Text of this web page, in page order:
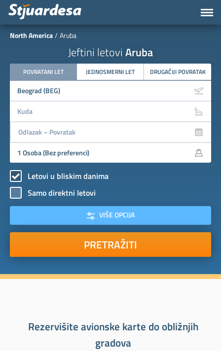
North America Aruba
Jeftini letovi Aruba
POVRATANI LET JEDNOSMERNI LET DRUGAČIJI POVRATAK
Letovi u bliskim danima
Samo direktni letovi
VIŠE OPCIJA
PRETRAŽITI
Rezervišite avionske karte do obližnjih
gradova